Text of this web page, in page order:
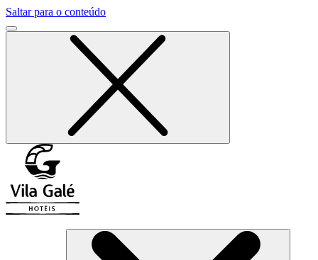
Saltar para o conteúdo